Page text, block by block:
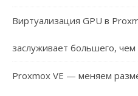
Виртуализация GPU в
заслуживает большего,
Proxmox VE — меняем